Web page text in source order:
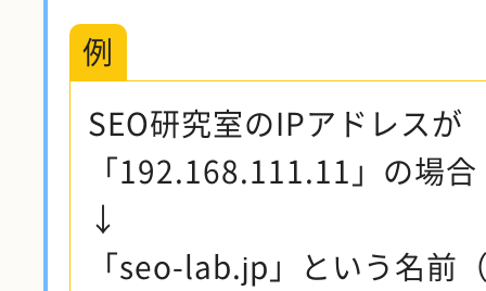
例
SEO研究室のIPアドレスが
「192.168.111.11」の場合
↓
「seo-lab.jp」という名前